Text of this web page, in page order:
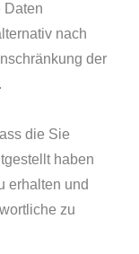
Daten
nach
der
die Sie
haben
erhalten und
zu